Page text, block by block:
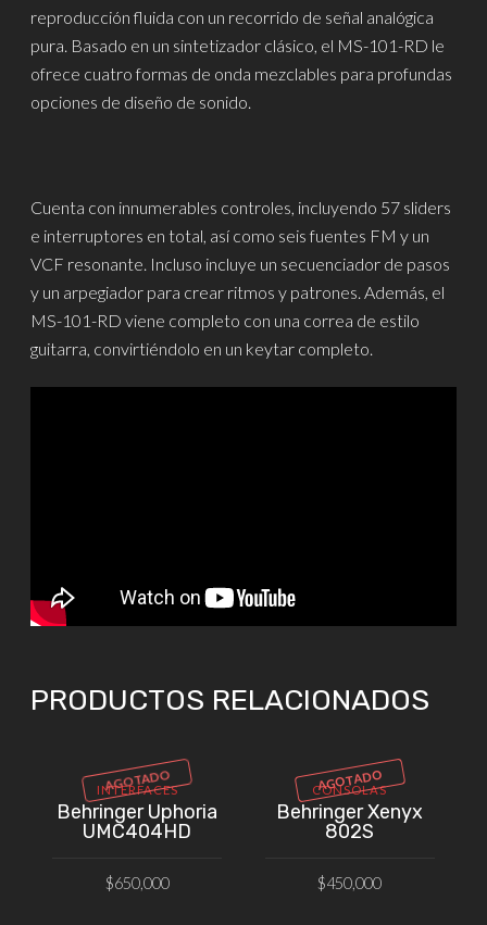
reproducción fluida con un recorrido de señal analógica
pura. Basado en un sintetizador clásico, el MS-101-RD le
ofrece cuatro formas de onda mezclables para profundas
opciones de diseño de sonido.
Cuenta con innumerables controles, incluyendo 57 sliders
e interruptores en total, así como seis fuentes FM y un
VCF resonante. Incluso incluye un secuenciador de pasos
y un arpegiador para crear ritmos y patrones. Además, el
MS-101-RD viene completo con una correa de estilo
guitarra, convirtiéndolo en un keytar completo.
PRODUCTOS RELACIONADOS
AGOTADO
INTERFACES
Behringer Uphoria
UMC404HD
$650,000
AGOTADO
CONSOLAS
Behringer Xenyx
802S
$450,000